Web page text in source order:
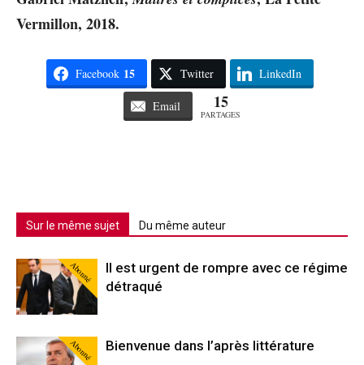
Vermillon, 2018.
Facebook 15 Twitter LinkedIn
Email 15
PARTAGES
Sur le même sujet Du même auteur
Abonné
Il est urgent de rompre avec ce régime
détraqué
Abonné Bienvenue dans l’après littérature